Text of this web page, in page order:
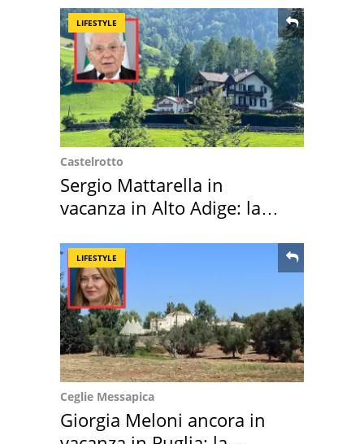
LIFESTYLE
Castelrotto
Sergio Mattarella in
vacanza in Alto Adige: la
LIFESTYLE
Ceglie Messapica
Giorgia Meloni ancora in